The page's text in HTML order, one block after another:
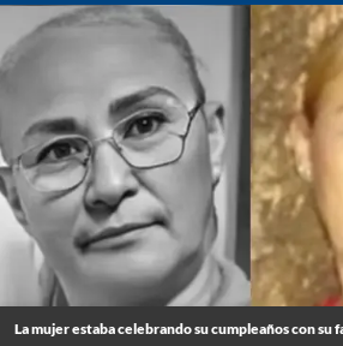
La mujer estaba celebrando su cumpleaños con su